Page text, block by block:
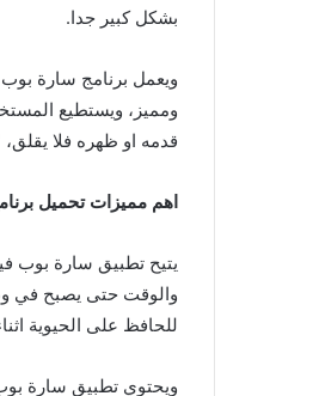
بشكل كبير جدا.
ويعمل برنامج سارة
ومميز، ويستطيع
قدمه او ظهره فلا
اهم مميزات تحميل
يتيح تطبيق سارة بوب
والوقت حتى يصبح في
للحافظ على الحيوية